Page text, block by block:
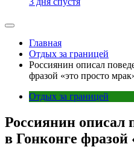
Главная
Отдых за границей
Россиянин описал
фразой «это просто
Отдых за границей
Россиянин описал
в Гонконге фразой